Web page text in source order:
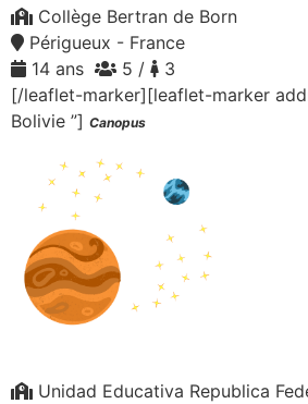
Collège Bertran de Born
Périgueux - France
14 ans
5 /
3
[/leaflet-marker][leaflet-marker
Bolivie ”] Canopus
Unidad Educativa Republica